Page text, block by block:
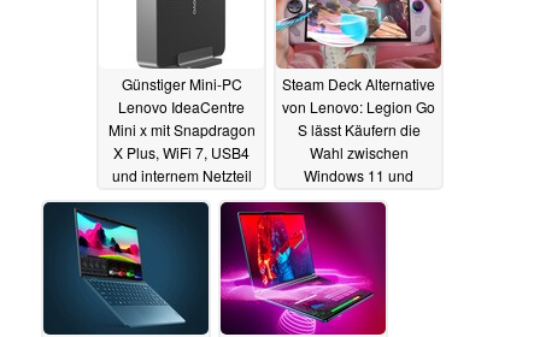
Günstiger Mini-PC
Lenovo IdeaCentre
Mini x mit Snapdragon
X Plus, WiFi 7, USB4
und internem Netzteil
vorgestellt07.01.2025
Steam Deck Alternative
von Lenovo: Legion Go
S lässt Käufern die
Wahl zwischen
Windows 11 und
SteamOS07.01.2025